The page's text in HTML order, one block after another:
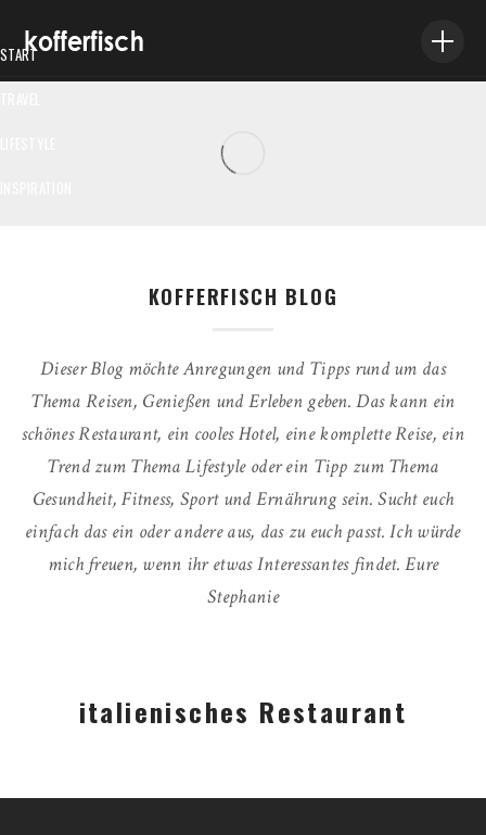
START
16. Oktober 2020
KOFFERFISCH BLOG
Dieser Blog möchte Anregungen und Tipps rund um das
Thema Reisen, Genießen und Erleben geben. Das kann ein
schönes Restaurant, ein cooles Hotel, eine komplette Reise, ein
Trend zum Thema Lifestyle oder ein Tipp zum Thema
Gesundheit, Fitness, Sport und Ernährung sein. Sucht euch
einfach das ein oder andere aus, das zu euch passt. Ich würde
mich freuen, wenn ihr etwas Interessantes findet. Eure
Stephanie
italienisches Restaurant